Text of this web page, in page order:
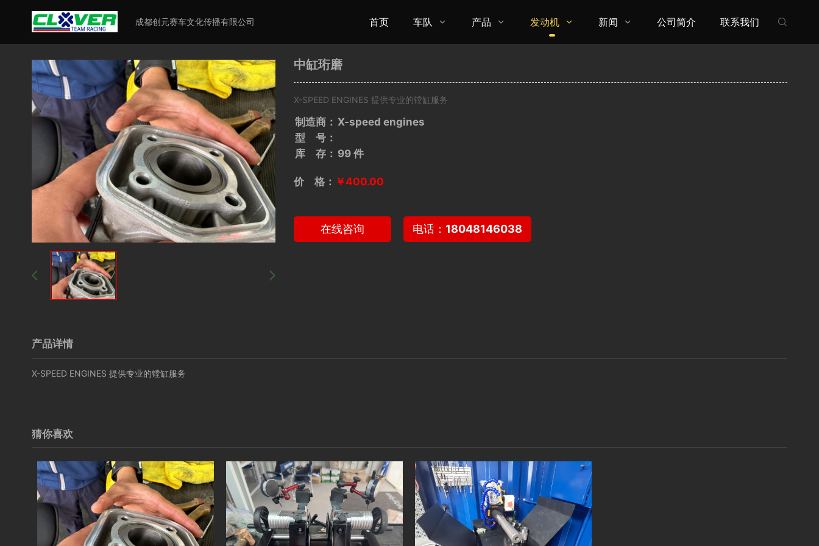
成都创元赛车文化传播有限公司 
首页 车队  产品  发动机  新闻  公司简介 联系我们
中缸珩磨
X-SPEED ENGINES 提供专业的镗缸服务
制造商： X-speed engines
型 号：
库 存： 99 件
价 格： ￥400.00
在线咨询 电话： 18048146038
产品详情
X-SPEED ENGINES 提供专业的镗缸服务
猜你喜欢